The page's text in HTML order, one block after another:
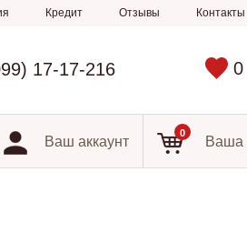
Кредит Отзывы Контакты
0
17-17-216
Ваш аккаунт
0
Ваша